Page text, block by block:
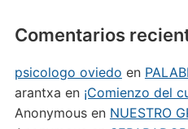
Comentarios
psicologo oviedo en
arantxa en ¡Comienzo del
Anonymousen NUESTRO